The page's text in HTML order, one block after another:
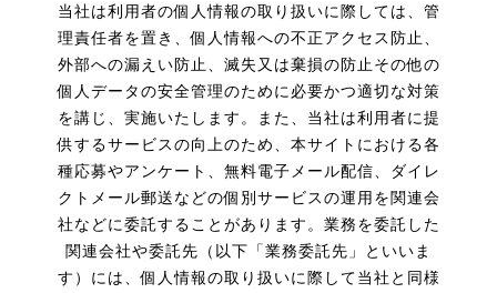
当社は利用者の個人情報の取り扱いに際しては、管
理責任者を置き、個人情報への不正アクセス防止、
外部への漏えい防止、滅失又は棄損の防止その他の
個人データの安全管理のために必要かつ適切な対策
を講じ、実施いたします。また、当社は利用者に提
供するサービスの向上のため、本サイトにおける各
種応募やアンケート、無料電子メール配信、ダイレ
クトメール郵送などの個別サービスの運用を関連会
社などに委託することがあります。業務を委託した
関連会社や委託先（以下「業務委託先」といいま
す）には、個人情報の取り扱いに際して当社と同様